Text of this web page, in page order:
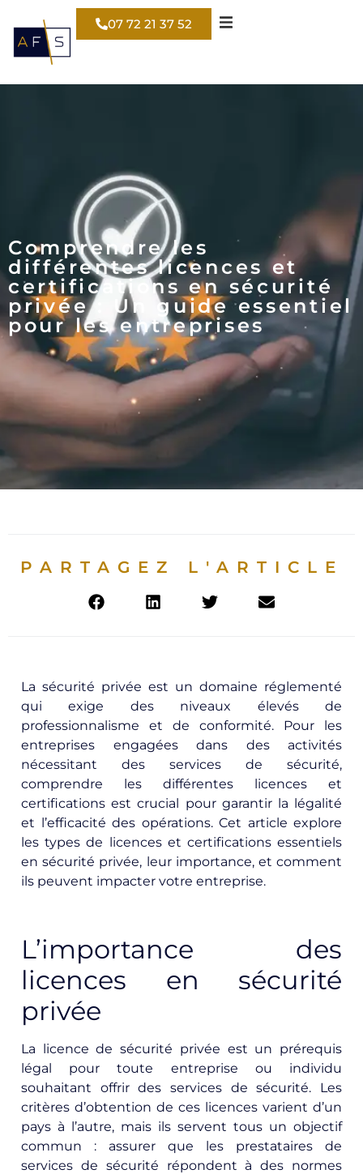
07 72 21 37 52
Comprendre les
différentes licences et
certifications en sécurité
privée : Un guide essentiel
pour les entreprises
PARTAGEZ L'ARTICLE
La sécurité privée est un domaine réglementé
qui exige des niveaux élevés de
professionnalisme et de conformité. Pour les
entreprises engagées dans des activités
nécessitant des services de sécurité,
comprendre les différentes licences et
certifications est crucial pour garantir la légalité
et l’efficacité des opérations. Cet article explore
les types de licences et certifications essentiels
en sécurité privée, leur importance, et comment
ils peuvent impacter votre entreprise.
L’importance des
licences en sécurité
privée
La licence de sécurité privée est un prérequis
légal pour toute entreprise ou individu
souhaitant offrir des services de sécurité. Les
critères d’obtention de ces licences varient d’un
pays à l’autre, mais ils servent tous un objectif
commun : assurer que les prestataires de
services de sécurité répondent à des normes